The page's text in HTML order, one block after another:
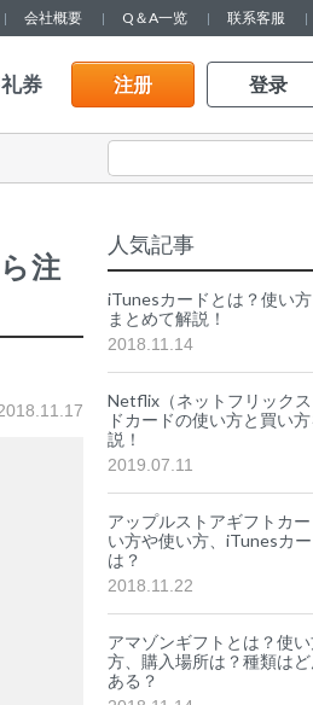
会社概要 Q＆A一览 联系客服
券 注册 登录
注
人気記事
iTunesカードとは？使い
まとめて解説！
2018.11.14
Netflix（ネットフリック
ドカードの使い方と買い
説！
2019.07.11
アップルストアギフトカ
い方や使い方、iTunesカ
は？
2018.11.22
アマゾンギフトとは？使
方、購入場所は？種類は
ある？